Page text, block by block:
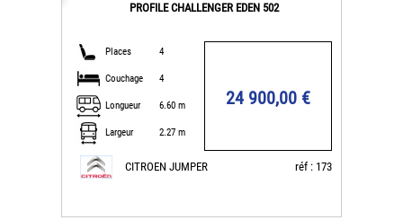
PROFILE CHALLENGER EDEN 502
Places 4
Couchage 4
Longueur 6.60 m
Largeur 2.27 m
24 900,00 €
CITROEN JUMPER réf : 173